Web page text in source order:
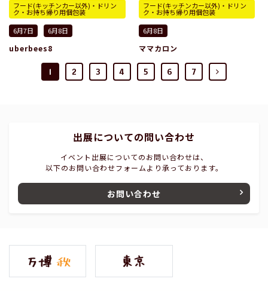
フード(キッチンカー以外)・ドリン
ク・お持ち帰り用個包装
6月7日
6月8日
uberbees8
フード(キッチンカー以外)・ドリン
ク・お持ち帰り用個包装
6月8日
ママカロン
1 2 3 4 5 6 7
出展についての問い合わせ
イベント出展についてのお問い合わせは、
以下のお問い合わせフォームより承っております。
お問い合わせ